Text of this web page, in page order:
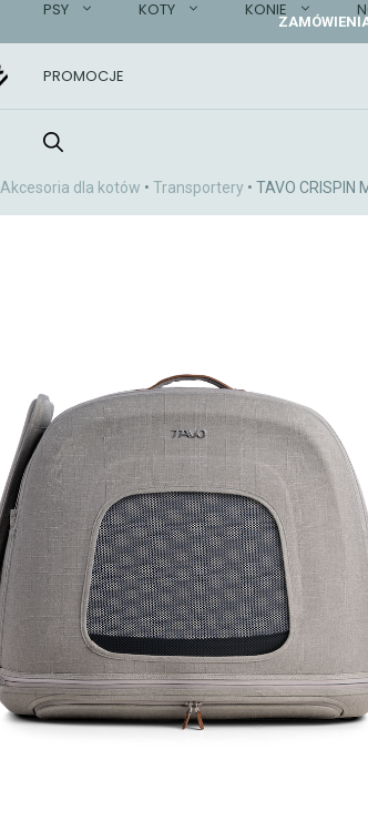
PSY KOTY KONIE
PROMOCJE
Akcesoria dla kotów • Transportery • TAVO CRISPIN